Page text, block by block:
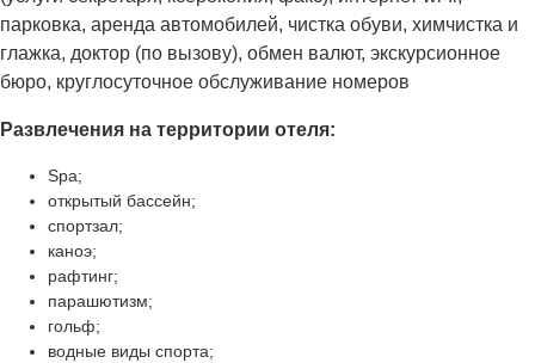
парковка, аренда автомобилей, чистка обуви, химчистка и
глажка, доктор (по вызову), обмен валют, экскурсионное
бюро, круглосуточное обслуживание номеров
Развлечения на территории отеля:
Spa;
открытый бассейн;
спортзал;
каноэ;
рафтинг;
парашютизм;
гольф;
водные виды спорта;